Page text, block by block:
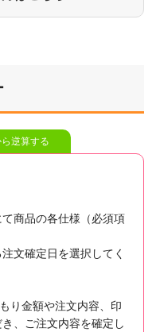
逆算する
て商品の各仕様（必須項
文確定日を選択してく
り金額や注文内容、印
、ご注文内容を確定し